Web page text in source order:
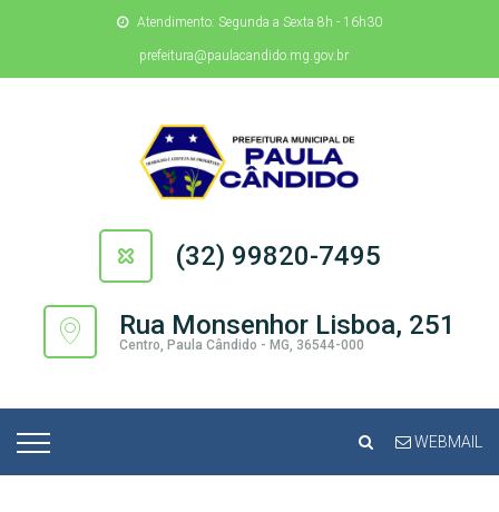
Atendimento: Segunda a Sexta 8h - 16h30
prefeitura@paulacandido.mg.gov.br
(32) 99820-7495
Rua Monsenhor Lisboa, 251
Centro, Paula Cândido - MG, 36544-000
WEBMAIL